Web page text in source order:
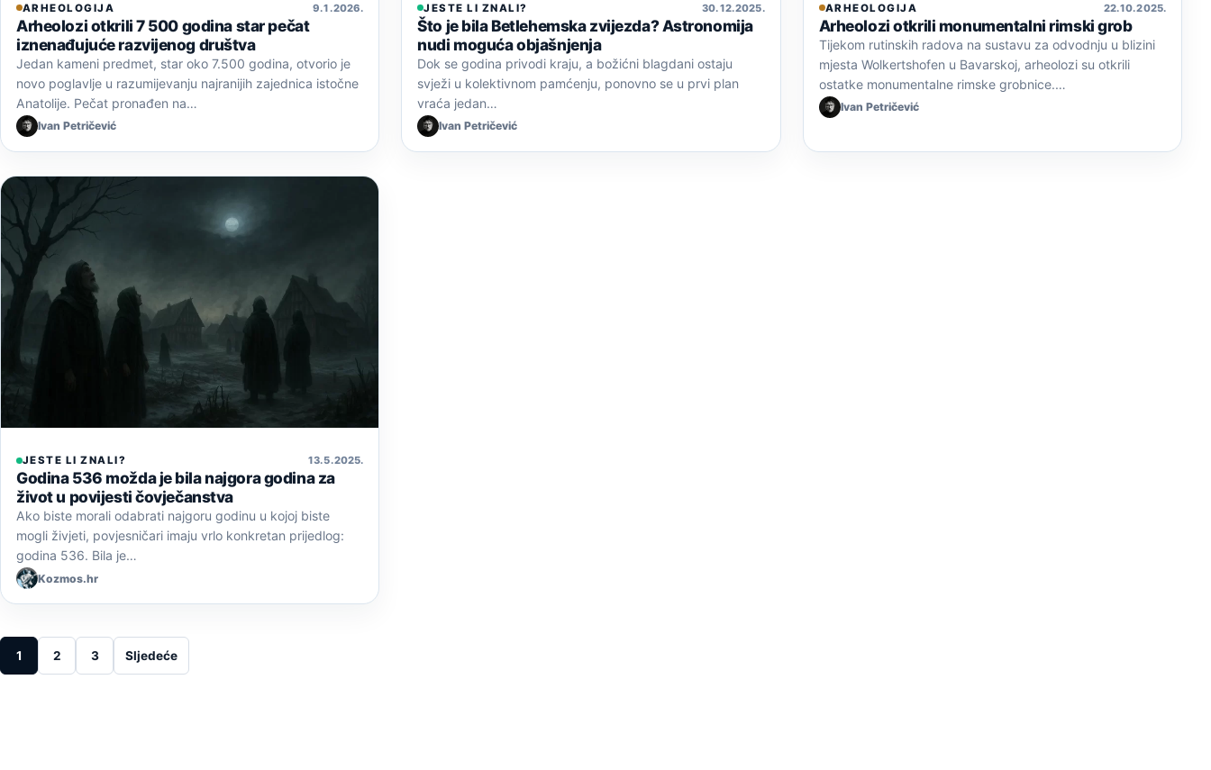
ARHEOLOGIJA 9. 1. 2026.
Arheolozi otkrili 7 500 godina star pečat
iznenađujuće razvijenog društva
Jedan kameni predmet, star oko 7.500 godina, otvorio je
novo poglavlje u razumijevanju najranijih zajednica istočne
Anatolije. Pečat pronađen na…
Ivan Petričević
JESTE LI ZNALI? 30. 12. 2025.
Što je bila Betlehemska zvijezda? Astronomija
nudi moguća objašnjenja
Dok se godina privodi kraju, a božićni blagdani ostaju
svježi u kolektivnom pamćenju, ponovno se u prvi plan
vraća jedan…
Ivan Petričević
ARHEOLOGIJA 22. 10. 2025.
Arheolozi otkrili monumentalni rimski grob
Tijekom rutinskih radova na sustavu za odvodnju u blizini
mjesta Wolkertshofen u Bavarskoj, arheolozi su otkrili
ostatke monumentalne rimske grobnice.…
Ivan Petričević
JESTE LI ZNALI? 13. 5. 2025.
Godina 536 možda je bila najgora godina za
život u povijesti čovječanstva
Ako biste morali odabrati najgoru godinu u kojoj biste
mogli živjeti, povjesničari imaju vrlo konkretan prijedlog:
godina 536. Bila je…
Kozmos.hr
Posts pagination
1 2 3 Sljedeće